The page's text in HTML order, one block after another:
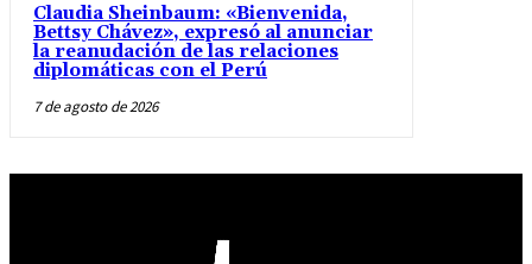
Claudia Sheinbaum: «Bienvenida,
Bettsy Chávez», expresó al anunciar
la reanudación de las relaciones
diplomáticas con el Perú
7 de agosto de 2026